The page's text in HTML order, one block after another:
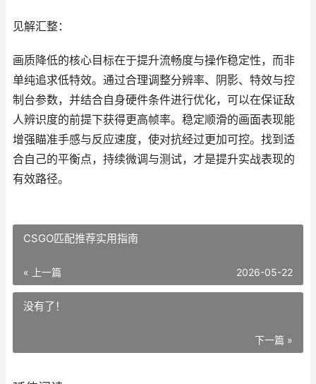
见解汇整：
画质降低的核心目标在于提升流畅度与操作稳定性，而非
单纯追求低特效。通过合理调整分辨率、阴影、特效与控
制台参数，并结合自身硬件条件进行优化，可以在保证敌
人辨识度的前提下获得更高帧率。稳定顺滑的画面表现能
增强瞄准手感与反应速度，使对抗经过更加可控。找到适
合自己的平衡点，持续微调与测试，才是提升实战表现的
有效路径。
CSGO匹配推荐实用指南
« 上一篇 2026-05-22
没有了！
下一篇 »